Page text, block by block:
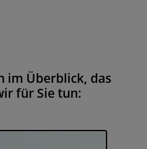
im Überblick, das
für Sie tun: